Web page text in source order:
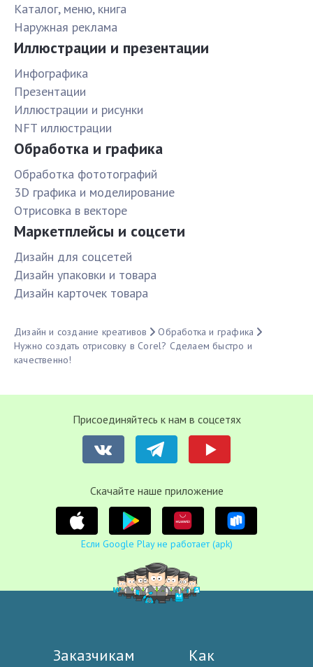
Каталог, меню, книга
Наружная реклама
Иллюстрации и презентации
Инфографика
Презентации
Иллюстрации и рисунки
NFT иллюстрации
Обработка и графика
Обработка фототографий
3D графика и моделирование
Отрисовка в векторе
Маркетплейсы и соцсети
Дизайн для соцсетей
Дизайн упаковки и товара
Дизайн карточек товара
Дизайн и создание креативов
Обработка и графика
Нужно создать отрисовку в Corel? Сделаем быстро и
качественно!
Присоединяйтесь к нам в соцсетях
Cкачайте наше приложение
Если Google Play не работает (apk)
Заказчикам
Как